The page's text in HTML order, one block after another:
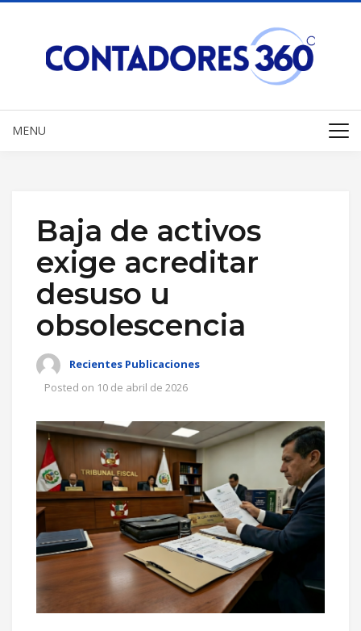
MENU
Baja de activos
exige acreditar
desuso u
obsolescencia
Recientes Publicaciones
Posted on 10 de abril de 2026